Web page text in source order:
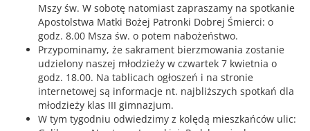
Mszy św. W sobotę natomiast zapraszamy na spotkanie
Apostolstwa Matki Bożej Patronki Dobrej Śmierci: o
godz. 8.00 Msza św. o potem nabożeństwo.
Przypominamy, że sakrament bierzmowania zostanie
udzielony naszej młodzieży w czwartek 7 kwietnia o
godz. 18.00. Na tablicach ogłoszeń i na stronie
internetowej są informacje nt. najbliższych spotkań dla
młodzieży klas III gimnazjum.
W tym tygodniu odwiedzimy z kolędą mieszkańców ulic: